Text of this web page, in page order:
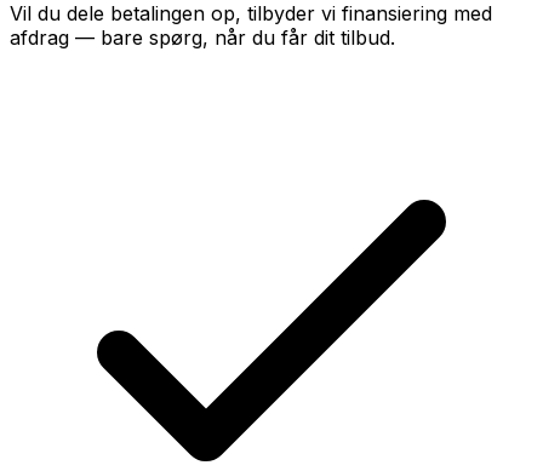
Vil du dele betalingen op, tilbyder vi finansiering med
afdrag — bare spørg, når du får dit tilbud.